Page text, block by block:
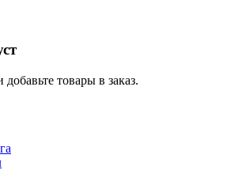
добавьте товары в заказ.